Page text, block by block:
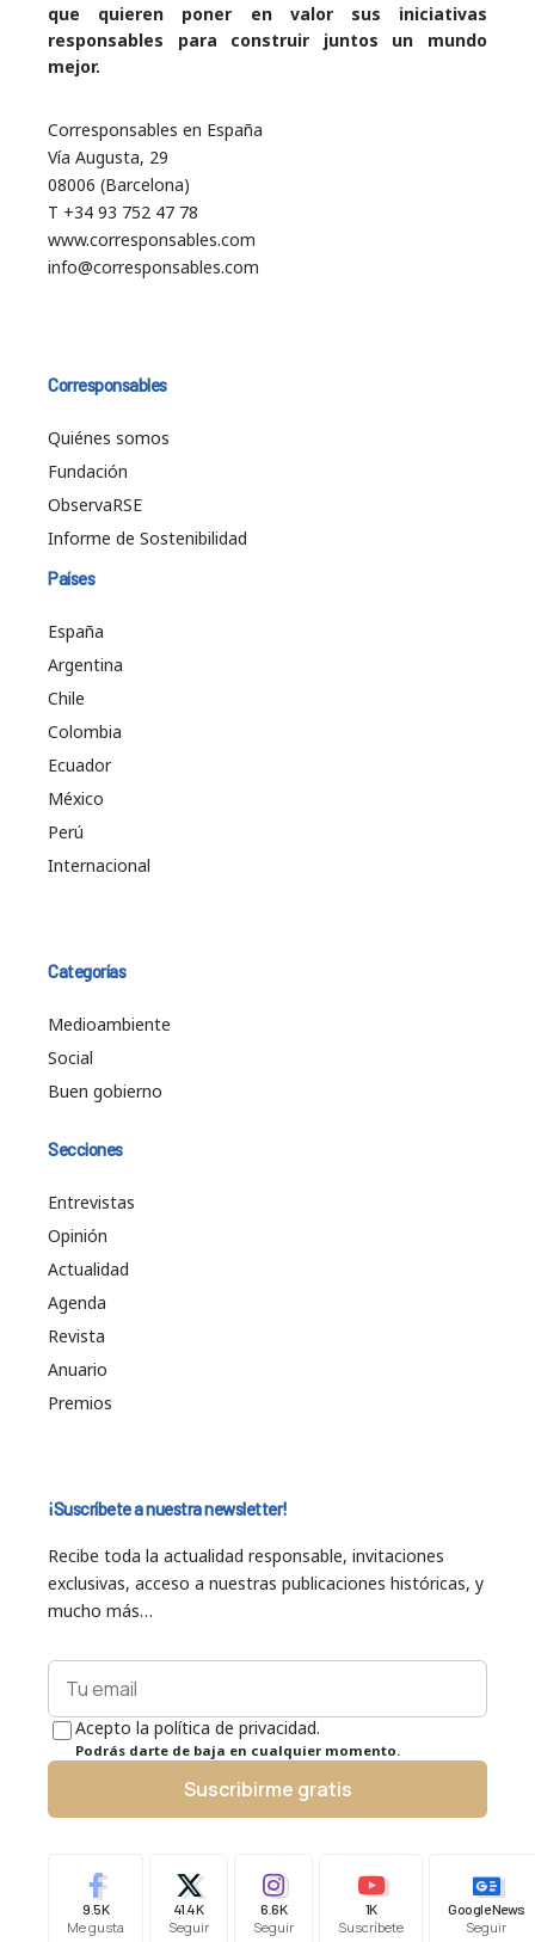
que quieren poner en valor sus iniciativas
responsables para construir juntos un mundo
mejor.
Corresponsables en España
Vía Augusta, 29
08006 (Barcelona)
T +34 93 752 47 78
www.corresponsables.com
info@corresponsables.com
Corresponsables
Quiénes somos
Fundación
ObservaRSE
Informe de Sostenibilidad
Países
España
Argentina
Chile
Colombia
Ecuador
México
Perú
Internacional
Categorías
Medioambiente
Social
Buen gobierno
Secciones
Entrevistas
Opinión
Actualidad
Agenda
Revista
Anuario
Premios
¡Suscríbete a nuestra newsletter!
Recibe toda la actualidad responsable, invitaciones
exclusivas, acceso a nuestras publicaciones históricas, y
mucho más…
Acepto la política de privacidad.
Podrás darte de baja en cualquier momento.
Suscribirme gratis
9.5K
Me gusta
41.4K
Seguir
6.6K
Seguir
1K
Suscríbete
Google News
Seguir